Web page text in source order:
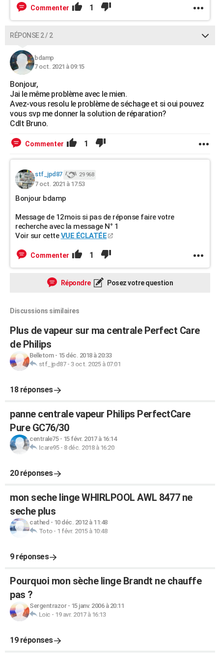
Commenter 1
RÉPONSE 2 / 2
bdamp
7 oct. 2021 à 09:15
Bonjour,
Jai le même problème avec le mien.
Avez-vous resolu le problème de séchage et si oui pouvez
vous svp me donner la solution de réparation?
Cdlt Bruno.
Commenter 1
stf_jpd87 29 968
7 oct. 2021 à 17:53
Bonjour bdamp
Message de 12mois si pas de réponse faire votre
recherche avec la message N° 1
Voir sur cetteVUE ÉCLATÉE
Commenter 1
Répondre Posez votre question
Discussions similaires
Plus de vapeur sur ma centrale Perfect Care
de Philips
Belletom- 15 déc. 2018 à 20:33
stf_jpd87- 3 oct. 2025 à 07:01
18 réponses
panne centrale vapeur Philips PerfectCare
Pure GC76/30
centrale75- 15 févr. 2017 à 16:14
Icare95- 8 déc. 2018 à 16:20
20 réponses
mon seche linge WHIRLPOOL AWL 8477 ne
seche plus
cathed - 10 déc. 2012 à 11:48
Toto- 1 févr. 2015 à 10:48
9 réponses
Pourquoi mon sèche linge Brandt ne chauffe
pas ?
Sergentrazor- 15 janv. 2006 à 20:11
Loic - 19 avr. 2017 à 16:13
19 réponses